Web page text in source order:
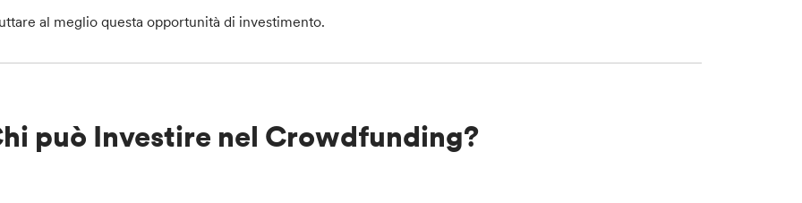
al meglio questa opportunità di investimento.
può Investire nel Crowdfunding?